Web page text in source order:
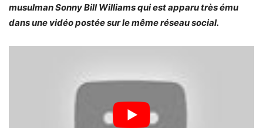
musulman Sonny Bill Williams qui est apparu très ému
dans une vidéo postée sur le même réseau social.